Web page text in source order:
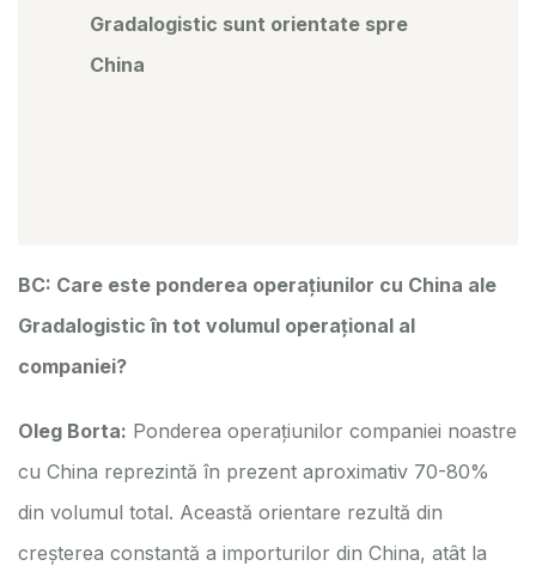
Gradalogistic sunt orientate spre
China
BC: Care este ponderea operațiunilor cu China ale
Gradalogistic în tot volumul operațional al
companiei?
Oleg Borta: Ponderea operațiunilor companiei noastre
cu China reprezintă în prezent aproximativ 70-80%
din volumul total. Această orientare rezultă din
creșterea constantă a importurilor din China, atât la